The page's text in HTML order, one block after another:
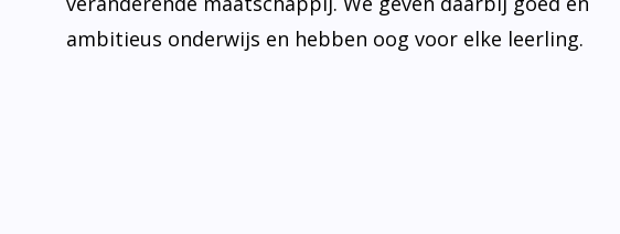
ambitieus onderwijs en hebben oog voor elke leerling.